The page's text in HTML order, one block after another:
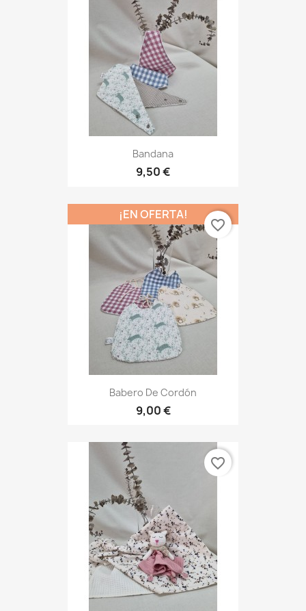
Bandana
9,50 €
Babero De Cordón
9,00 €
¡EN OFERTA!
favorite_border
favorite_border